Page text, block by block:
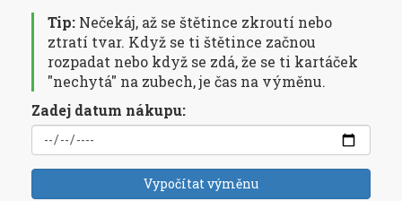
Tip: Nečekáj, až se štětince zkroutí nebo
ztratí tvar. Když se ti štětince začnou
rozpadat nebo když se zdá, že se ti kartáček
"nechytá" na zubech, je čas na výměnu.
Zadej datum nákupu:
Vypočítat výměnu